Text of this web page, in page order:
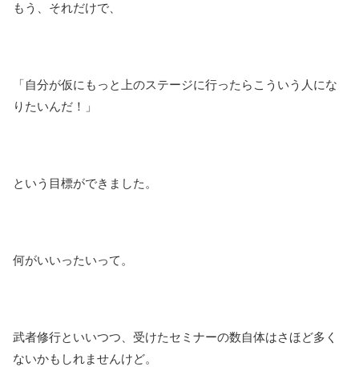
もう、それだけで、
「自分が仮にもっと上のステージに行ったらこういう人にな
りたいんだ！」
という目標ができました。
何がいいったいって。
武者修行といいつつ、受けたセミナーの数自体はさほど多く
ないかもしれませんけど。